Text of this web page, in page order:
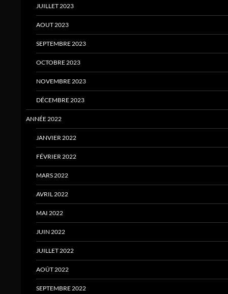
JUILLET 2023
AOUT 2023
SEPTEMBRE 2023
OCTOBRE 2023
NOVEMBRE 2023
DÉCEMBRE 2023
ANNÉE 2022
JANVIER 2022
FÉVRIER 2022
MARS 2022
AVRIL 2022
MAI 2022
JUIN 2022
JUILLET 2022
AOÛT 2022
SEPTEMBRE 2022